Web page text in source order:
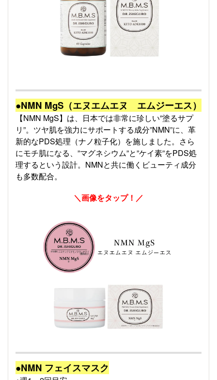
●NMN MgS（エヌエムエヌ エムジーエス）
【NMN MgS】は、日本では非常に珍しい”塗るサプ
リ”。ツヤ肌を強力にサポートする成分”NMN”に、革
新的なPDS処理（ナノ粒子化）を施しました。さら
にモチ肌になる、”マグネシウム”と”ケイ素”をPDS処
理するという設計。NMNと共に働くビューティ成分
も多数配合。
＼画像をタップ！／
●NMN フェイスマスク